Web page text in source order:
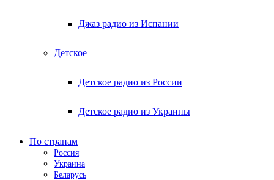
Джаз радио из Испании
Детское
Детское радио из России
Детское радио из Украины
По странам
Россия
Украина
Беларусь